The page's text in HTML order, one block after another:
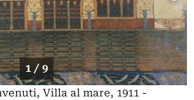
1 / 9
Villa al mare, 1911 -